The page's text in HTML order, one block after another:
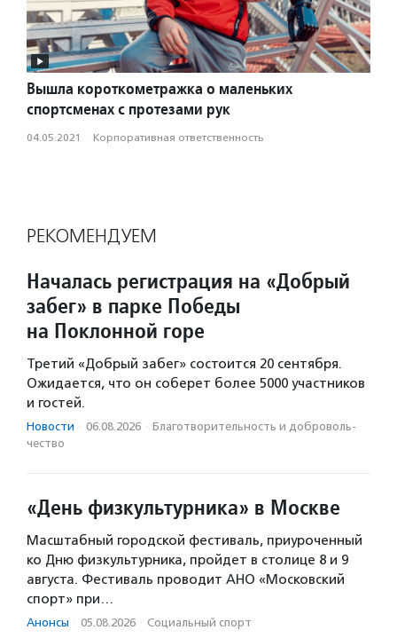
Вышла короткометражка о маленьких
спортсменах с протезами рук
04.05.2021 · Корпоративная ответственность
РЕКОМЕНДУЕМ
Началась регистрация на «Добрый
забег» в парке Победы
на Поклонной горе
Третий «Добрый забег» состоится 20 сентября.
Ожидается, что он соберет более 5000 участников
и гостей.
Новости · 06.08.2026 · Благотвори­тель­ность и доброволь­
чест­во
«День физкультурника» в Москве
Масштабный городской фестиваль, приуроченный
ко Дню физкультурника, пройдет в столице 8 и 9
августа. Фестиваль проводит АНО «Московский
спорт» при…
Анонсы · 05.08.2026 · Социальный спорт